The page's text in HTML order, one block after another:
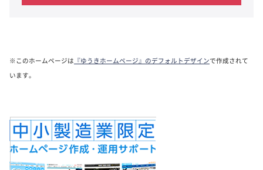
※このホームページは 『ゆうきホームページ』のデフォルトデザインで作成されて
います。